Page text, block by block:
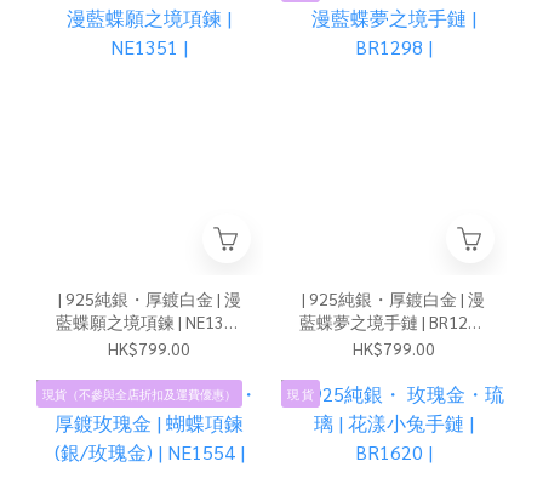
| 925純銀・厚鍍白金 | 漫
藍蝶願之境項鍊 | NE1351
|
HK$799.00
| 925純銀・厚鍍白金 | 漫
藍蝶夢之境手鏈 | BR1298
|
HK$799.00
現貨（不參與全店折扣及運費優惠） 現 貨